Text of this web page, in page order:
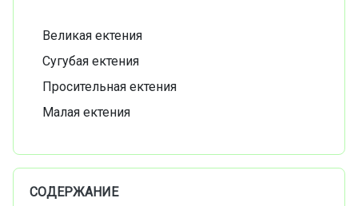
Великая ектения
Сугубая ектения
Просительная ектения
Малая ектения
СОДЕРЖАНИЕ